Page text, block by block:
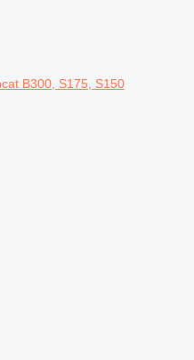
B300, S175, S150